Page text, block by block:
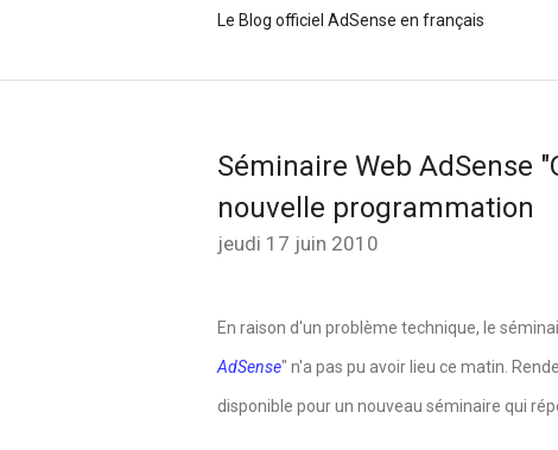
Le Blog officiel AdSense en français
Séminaire Web AdSense
nouvelle programmation
jeudi 17 juin 2010
En raison d'un problème technique, le
AdSense" n'a pas pu avoir lieu ce matin.
disponible pour un nouveau séminaire qui